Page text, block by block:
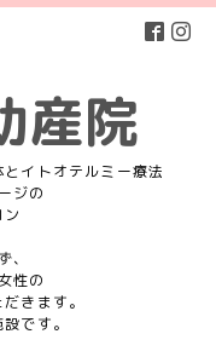
産院
イトオテルミー療法
ジの
、
性の
きます。
です。